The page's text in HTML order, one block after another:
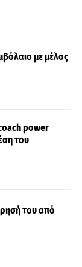
με μέλος
power
του
του από